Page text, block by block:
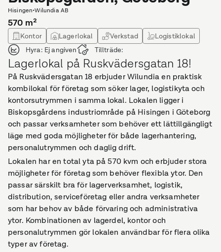
Hisingen•Wilundia AB
570 m²
Kontor Lagerlokal Verkstad
Logistiklokal
Hyra: Ej angiven Tillträde:
Lagerlokal på Ruskvädersgatan 18!
På Ruskvädersgatan 18 erbjuder Wilundia en praktisk
kombilokal för företag som söker lager, logistikyta och
kontorsutrymmen i samma lokal. Lokalen ligger i
Biskopsgårdens industriområde på Hisingen i Göteborg
och passar verksamheter som behöver ett lättillgängligt
läge med goda möjligheter för både lagerhantering,
personalutrymmen och daglig drift.
Lokalen har en total yta på 570 kvm och erbjuder stora
möjligheter för företag som behöver flexibla ytor. Den
passar särskilt bra för lagerverksamhet, logistik,
distribution, serviceföretag eller andra verksamheter
som har behov av både förvaring och administrativa
ytor. Kombinationen av lagerdel, kontor och
personalutrymmen gör lokalen användbar för flera olika
typer av företag.